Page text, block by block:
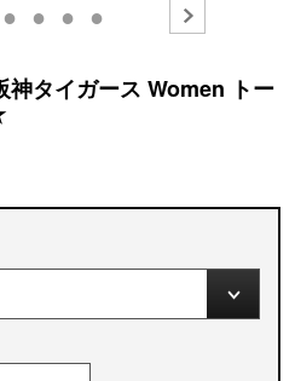
● ● ● ●
神タイガース Women トー